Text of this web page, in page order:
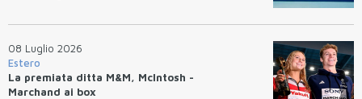
08 Luglio 2026
Estero
La premiata ditta M&M, McIntosh -
Marchand ai box